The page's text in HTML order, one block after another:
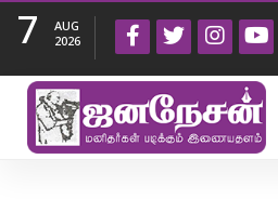
7
AUG
2026